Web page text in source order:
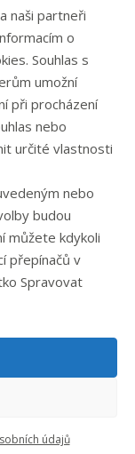
naši partneři
o
Souhlas s
umožní
při procházení
nebo
určité vlastnosti
nebo
budou
můžete kdykoli
přepínačů v
Spravovat
údajů